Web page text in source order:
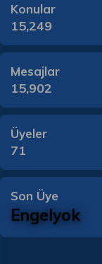
Konular
15,249
Mesajlar
15,902
Üyeler
71
Son Üye
Engelyok